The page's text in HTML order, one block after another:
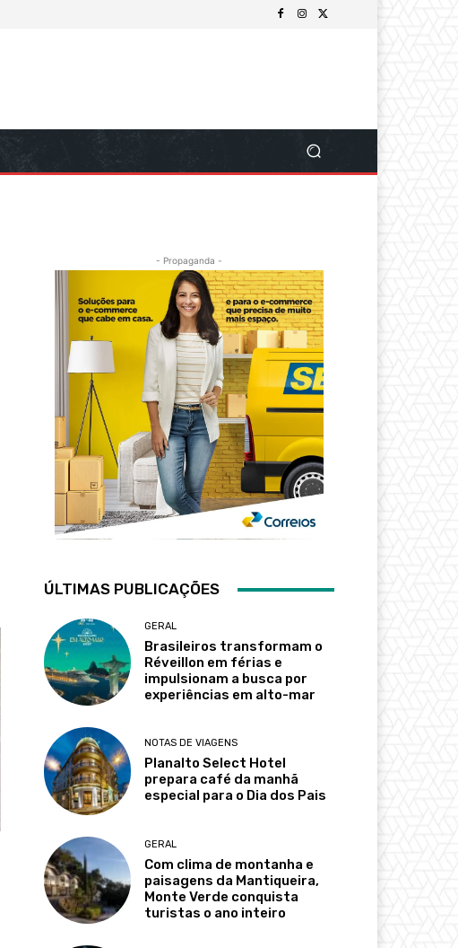
- Propaganda -
ÚLTIMAS PUBLICAÇÕES
GERAL
Brasileiros transformam o
Réveillon em férias e
impulsionam a busca por
experiências em alto-mar
NOTAS DE VIAGENS
Planalto Select Hotel
prepara café da manhã
especial para o Dia dos Pais
GERAL
Com clima de montanha e
paisagens da Mantiqueira,
Monte Verde conquista
turistas o ano inteiro